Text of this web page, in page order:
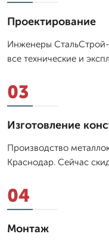
Проектирование
Инженеры СтальСтрой-
все технические и
03
Изготовление
Производство
Краснодар. Сейчас
04
Монтаж